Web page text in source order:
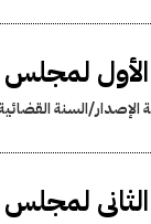
الإصدار/السنة
لمجلس